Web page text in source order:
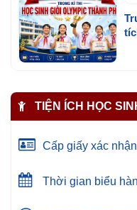
TIỆN ÍCH HỌC
Cấp giấy xác
Thời gian biểu